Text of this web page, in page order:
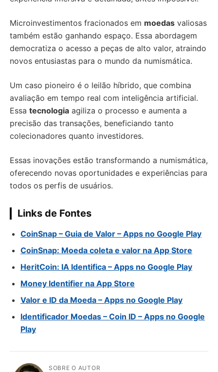
Microinvestimentos fracionados em moedas valiosas
também estão ganhando espaço. Essa abordagem
democratiza o acesso a peças de alto valor, atraindo
novos entusiastas para o mundo da numismática.
Um caso pioneiro é o leilão híbrido, que combina
avaliação em tempo real com inteligência artificial.
Essa tecnologia agiliza o processo e aumenta a
precisão das transações, beneficiando tanto
colecionadores quanto investidores.
Essas inovações estão transformando a numismática,
oferecendo novas oportunidades e experiências para
todos os perfis de usuários.
Links de Fontes
CoinSnap – Guia de Valor – Apps no Google Play
CoinSnap: Moeda coleta e valor na App Store
HeritCoin: IA Identifica – Apps no Google Play
Money Identifier na App Store
Valor e ID da Moeda – Apps no Google Play
Identificador Moedas – Coin ID – Apps no Google
Play
SOBRE O AUTOR